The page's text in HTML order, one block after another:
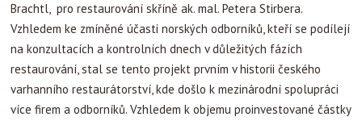
Brachtl, pro restaurování skříně ak. mal. Petera Stirbera.
Vzhledem ke zmíněné účasti norských odborníků, kteří se podílejí
na konzultacích a kontrolních dnech v důležitých fázích
restaurování, stal se tento projekt prvním v historii českého
varhanního restaurátorství, kde došlo k mezinárodní spolupráci
více firem a odborníků. Vzhledem k objemu proinvestované částky